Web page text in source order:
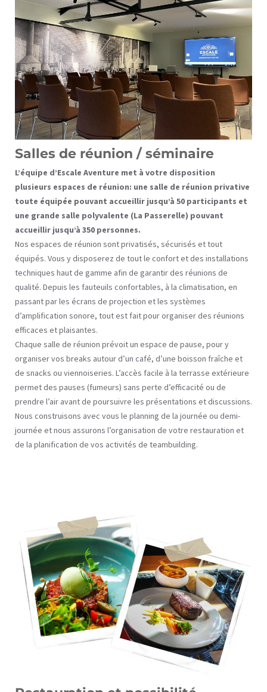
Salles de réunion / séminaire
L’équipe d’Escale Aventure met à votre disposition
plusieurs espaces de réunion: une salle de réunion privative
toute équipée pouvant accueillir jusqu’à 50 participants et
une grande salle polyvalente (La Passerelle) pouvant
accueillir jusqu’à 350 personnes.
Nos espaces de réunion sont privatisés, sécurisés et tout
équipés. Vous y disposerez de tout le confort et des installations
techniques haut de gamme afin de garantir des réunions de
qualité. Depuis les fauteuils confortables, à la climatisation, en
passant par les écrans de projection et les systèmes
d’amplification sonore, tout est fait pour organiser des réunions
efficaces et plaisantes.
Chaque salle de réunion prévoit un espace de pause, pour y
organiser vos breaks autour d’un café, d’une boisson fraîche et
de snacks ou viennoiseries. L’accès facile à la terrasse extérieure
permet des pauses (fumeurs) sans perte d’efficacité ou de
prendre l’air avant de poursuivre les présentations et discussions.
Nous construisons avec vous le planning de la journée ou demi-
journée et nous assurons l’organisation de votre restauration et
de la planification de vos activités de teambuilding.